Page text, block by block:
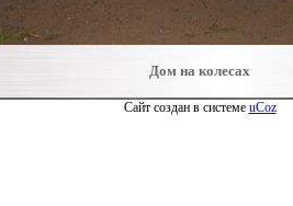
Дом на колесах
Сайт создан в системе uCoz